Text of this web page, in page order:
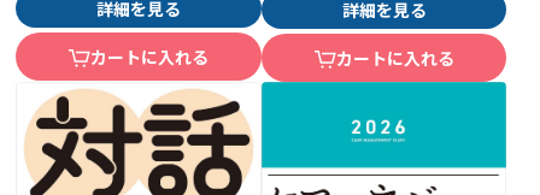
詳細を見る
カートに入れる
詳細を見る
カートに入れる